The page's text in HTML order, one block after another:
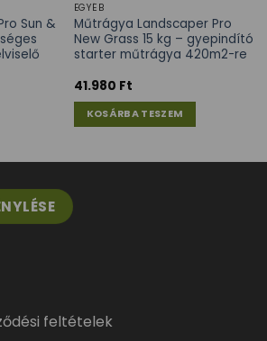
Sun &
EGYÉB
Műtrágya Landscaper Pro
New Grass 15 kg – gyepindító
starter műtrágya 420m2-re
41.980 Ft
KOSÁRBA TESZEM
feltételek